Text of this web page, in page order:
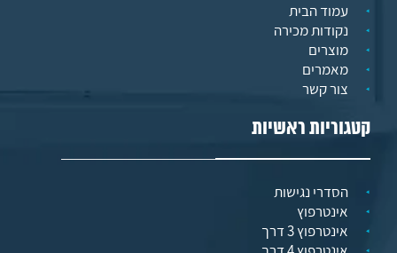
עמוד הבית
נקודות מכירה
מוצרים
מאמרים
צור קשר
קטגוריות ראשיות
הסדרי נגישות
אינטרפוץ
אינטרפוץ 3 דרך